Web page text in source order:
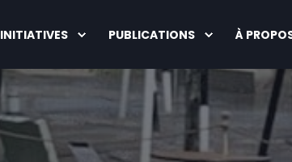
INITIATIVES PUBLICATIONS À